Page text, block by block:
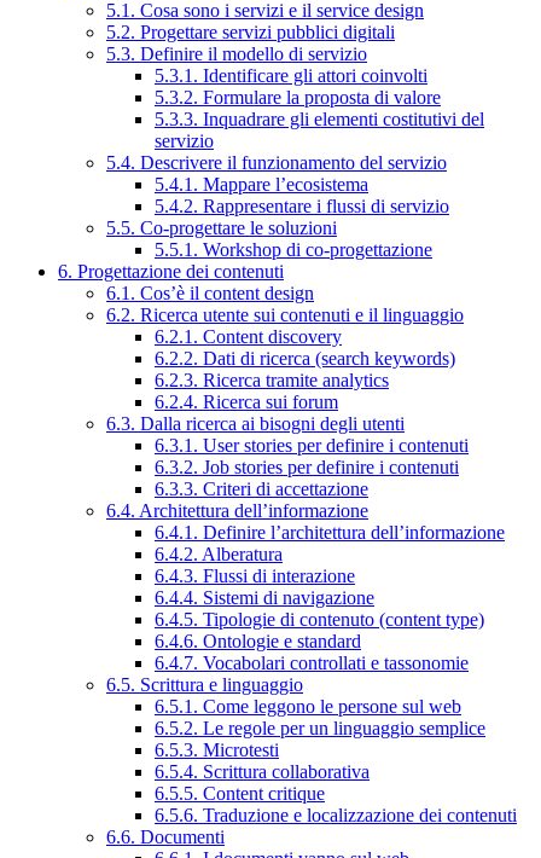
5.1. Cosa sono i servizi e il service design
5.2. Progettare servizi pubblici digitali
5.3. Definire il modello di servizio
5.3.1. Identificare gli attori coinvolti
5.3.2. Formulare la proposta di valore
5.3.3. Inquadrare gli elementi costitutivi del
servizio
5.4. Descrivere il funzionamento del servizio
5.4.1. Mappare l’ecosistema
5.4.2. Rappresentare i flussi di servizio
5.5. Co-progettare le soluzioni
5.5.1. Workshop di co-progettazione
6. Progettazione dei contenuti
6.1. Cos’è il content design
6.2. Ricerca utente sui contenuti e il linguaggio
6.2.1. Content discovery
6.2.2. Dati di ricerca (search keywords)
6.2.3. Ricerca tramite analytics
6.2.4. Ricerca sui forum
6.3. Dalla ricerca ai bisogni degli utenti
6.3.1. User stories per definire i contenuti
6.3.2. Job stories per definire i contenuti
6.3.3. Criteri di accettazione
6.4. Architettura dell’informazione
6.4.1. Definire l’architettura dell’informazione
6.4.2. Alberatura
6.4.3. Flussi di interazione
6.4.4. Sistemi di navigazione
6.4.5. Tipologie di contenuto (content type)
6.4.6. Ontologie e standard
6.4.7. Vocabolari controllati e tassonomie
6.5. Scrittura e linguaggio
6.5.1. Come leggono le persone sul web
6.5.2. Le regole per un linguaggio semplice
6.5.3. Microtesti
6.5.4. Scrittura collaborativa
6.5.5. Content critique
6.5.6. Traduzione e localizzazione dei contenuti
6.6. Documenti